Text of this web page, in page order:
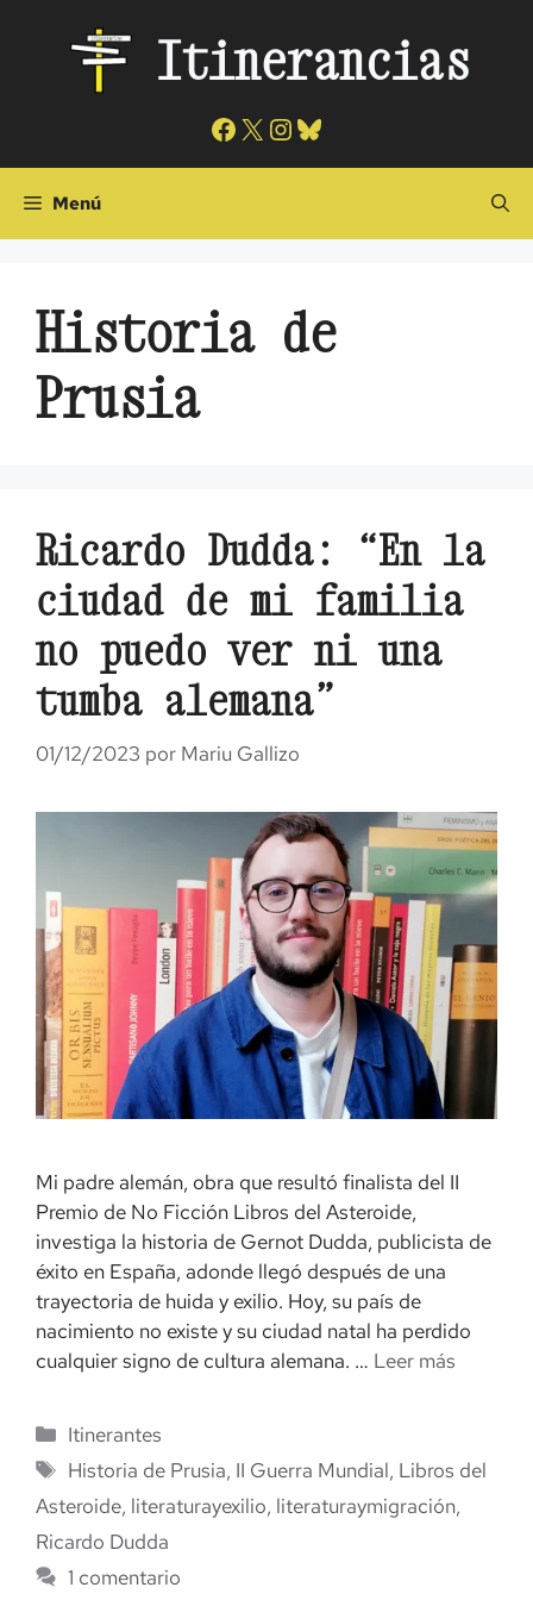
contenido
Itinerancias
Facebook
X Instagram
Bluesky
Menú
Historia de
Prusia
Ricardo Dudda: “En la
ciudad de mi familia
no puedo ver ni una
tumba alemana”
01/12/2023 por Mariu Gallizo
Mi padre alemán, obra que resultó finalista del II
Premio de No Ficción Libros del Asteroide,
investiga la historia de Gernot Dudda, publicista de
éxito en España, adonde llegó después de una
trayectoria de huida y exilio. Hoy, su país de
nacimiento no existe y su ciudad natal ha perdido
cualquier signo de cultura alemana. … Leer más
Categorías
Itinerantes
Etiquetas
Historia de Prusia, II Guerra Mundial, Libros del
Asteroide, literaturayexilio, literaturaymigración,
Ricardo Dudda
1 comentario